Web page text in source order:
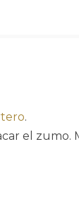
.
el zumo.